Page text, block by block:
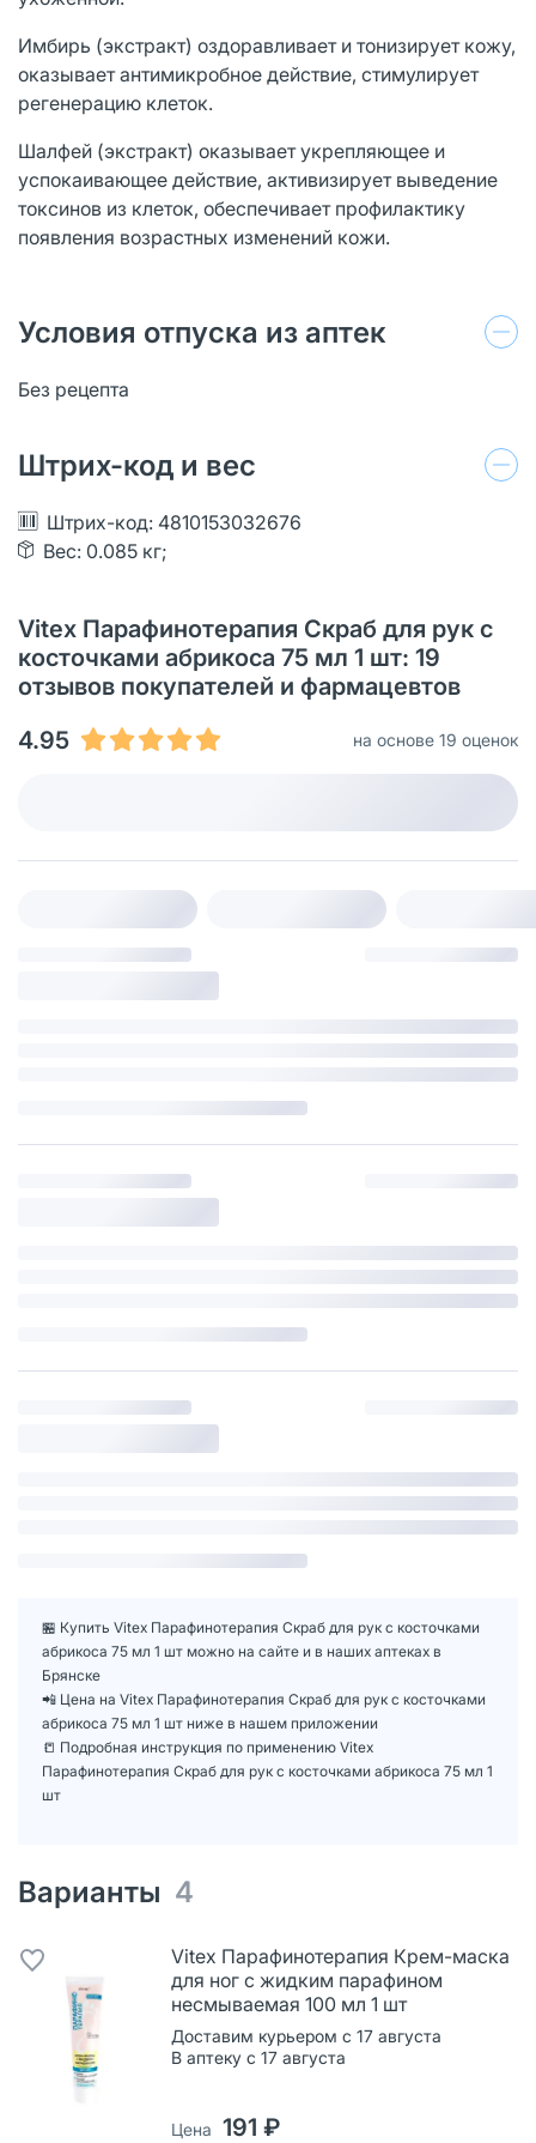
Имбирь (экстракт) оздоравливает и тонизирует кожу,
оказывает антимикробное действие, стимулирует
регенерацию клеток.
Шалфей (экстракт) оказывает укрепляющее и
успокаивающее действие, активизирует выведение
токсинов из клеток, обеспечивает профилактику
появления возрастных изменений кожи.
Условия отпуска из аптек
Без рецепта
Штрих-код и вес
Штрих-код: 4810153032676
Вес: 0.085 кг;
Vitex Парафинотерапия Скраб для рук с
косточками абрикоса 75 мл 1 шт: 19
отзывов покупателей и фармацевтов
4.95
на основе 19 оценок
🏪 Купить Vitex Парафинотерапия Скраб для рук с косточками
абрикоса 75 мл 1 шт можно на сайте и в наших аптеках в
Брянске
📲 Цена на Vitex Парафинотерапия Скраб для рук с косточками
абрикоса 75 мл 1 шт ниже в нашем приложении
📒 Подробная инструкция по применению Vitex
Парафинотерапия Скраб для рук с косточками абрикоса 75 мл 1
шт
Варианты 4
Vitex Парафинотерапия Крем-маска
для ног с жидким парафином
несмываемая 100 мл 1 шт
Доставим курьером с 17 августа
В аптеку с 17 августа
Цена 191 ₽